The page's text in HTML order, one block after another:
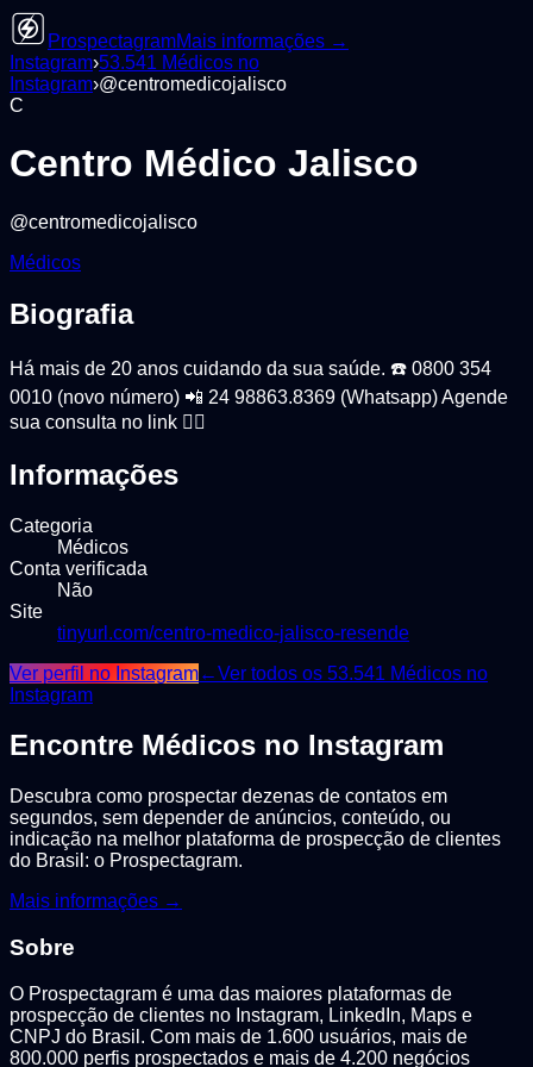
ProspectagramMais informações →
Instagram›53.541 Médicos no
Instagram›@centromedicojalisco
C
Centro Médico Jalisco
@centromedicojalisco
Médicos
Biografia
Há mais de 20 anos cuidando da sua saúde. ☎️ 0800 354
0010 (novo número) 📲 24 98863.8369 (Whatsapp) Agende
sua consulta no link 👇🏼
Informações
Categoria
Médicos
Conta verificada
Não
Site
tinyurl.com/centro-medico-jalisco-resende
Ver perfil no Instagram←Ver todos os 53.541 Médicos no
Instagram
Encontre Médicos no Instagram
Descubra como prospectar dezenas de contatos em
segundos, sem depender de anúncios, conteúdo, ou
indicação na melhor plataforma de prospecção de clientes
do Brasil: o Prospectagram.
Mais informações →
Sobre
O Prospectagram é uma das maiores plataformas de
prospecção de clientes no Instagram, LinkedIn, Maps e
CNPJ do Brasil. Com mais de 1.600 usuários, mais de
800.000 perfis prospectados e mais de 4.200 negócios